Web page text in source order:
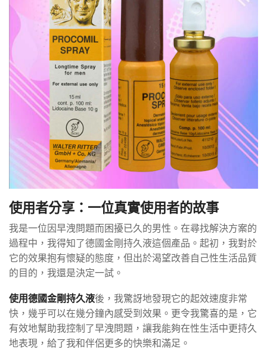
使用者分享：一位真實使用者的故事
我是一位因早洩問題而困擾已久的男性。在尋找解決方案的
過程中，我得知了德國金剛持久液這個產品。起初，我對於
它的效果抱有懷疑的態度，但出於渴望改善自己性生活品質
的目的，我還是決定一試。
使用德國金剛持久液後，我驚訝地發現它的起效速度非常
快，幾乎可以在幾分鐘內感受到效果。更令我驚喜的是，它
有效地幫助我控制了早洩問題，讓我能夠在性生活中更持久
地表現，給了我和伴侶更多的快樂和滿足。